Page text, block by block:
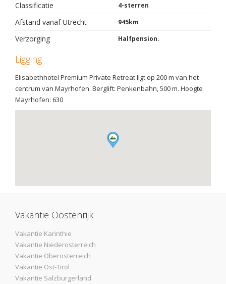
Classificatie 4-sterren
Afstand vanaf Utrecht 945km
Verzorging Halfpension.
Ligging
Elisabethhotel Premium Private Retreat ligt op 200 m van het
centrum van Mayrhofen. Berglift: Penkenbahn, 500 m. Hoogte
Mayrhofen: 630
Vakantie Oostenrijk
Vakantie Karinthie
Vakantie Niederosterreich
Vakantie Oberosterreich
Vakantie Ost-Tirol
Vakantie Salzburgerland